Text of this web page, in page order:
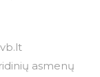
asmenų